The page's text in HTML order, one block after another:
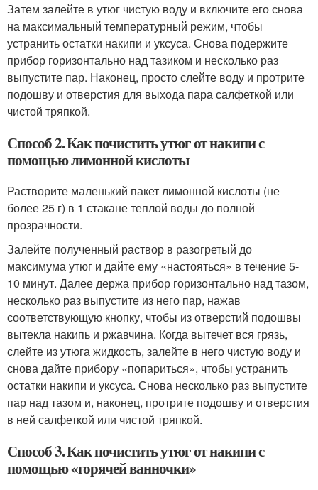
Затем залейте в утюг чистую воду и включите его снова
на максимальный температурный режим, чтобы
устранить остатки накипи и уксуса. Снова подержите
прибор горизонтально над тазиком и несколько раз
выпустите пар. Наконец, просто слейте воду и протрите
подошву и отверстия для выхода пара салфеткой или
чистой тряпкой.
Способ 2. Как почистить утюг от накипи с
помощью лимонной кислоты
Растворите маленький пакет лимонной кислоты (не
более 25 г) в 1 стакане теплой воды до полной
прозрачности.
Залейте полученный раствор в разогретый до
максимума утюг и дайте ему «настояться» в течение 5-
10 минут. Далее держа прибор горизонтально над тазом,
несколько раз выпустите из него пар, нажав
соответствующую кнопку, чтобы из отверстий подошвы
вытекла накипь и ржавчина. Когда вытечет вся грязь,
слейте из утюга жидкость, залейте в него чистую воду и
снова дайте прибору «попариться», чтобы устранить
остатки накипи и уксуса. Снова несколько раз выпустите
пар над тазом и, наконец, протрите подошву и отверстия
в ней салфеткой или чистой тряпкой.
Способ 3. Как почистить утюг от накипи с
помощью «горячей ванночки»